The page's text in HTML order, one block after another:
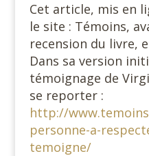
Cet article, mis en
le site : Témoins,
recension du livre,
Dans sa version
témoignage de
se reporter :
http://
personne-a-
temoigne/